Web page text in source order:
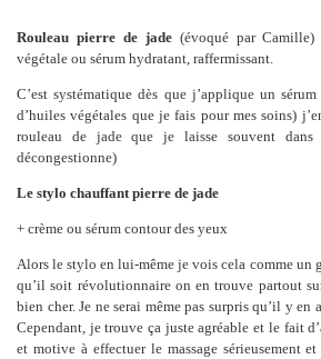
Rouleau pierre de jade(évoqué par Camille)
végétale ou sérum hydratant, raffermissant.
C’est systématique dès que j’applique un
d’huiles végétales que je fais pour mes soins)
rouleau de jade que je laisse souvent
décongestionne)
Le stylo chauffant pierre de jade
+ crème ou sérum contour des yeux
Alors le stylo en lui-même je vois cela comme un
qu’il soit révolutionnaire on en trouve partout
bien cher. Je ne serai même pas surpris qu’il y en
Cependant, je trouve ça juste agréable et le fait
et motive à effectuer le massage sérieusement